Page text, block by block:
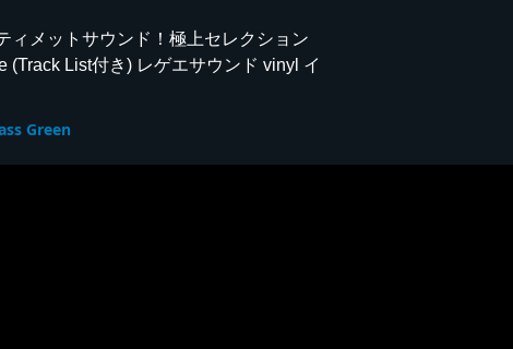
ィメットサウンド！極上セレクション
(Track List付き) レゲエサウンド vinyl イ
Green